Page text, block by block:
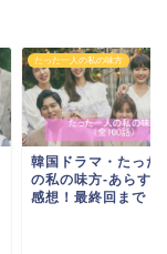
たった一人の私の味方
韓国ドラマ・たった
の私の味方-あらす
感想！最終回まで（